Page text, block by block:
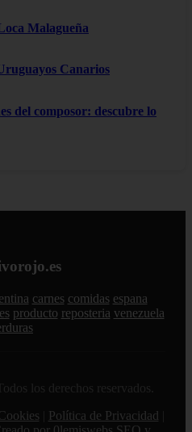
Malagueña
Canarios
del composor: descubre lo
carnes comidas espana
producto reposteria venezuela
los derechos reservados.
Política de Privacidad